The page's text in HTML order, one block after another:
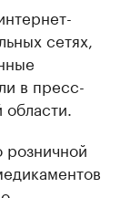
сетях,
в пресс-